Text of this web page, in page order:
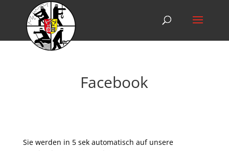
Facebook
Sie werden in 5 sek automatisch auf unsere